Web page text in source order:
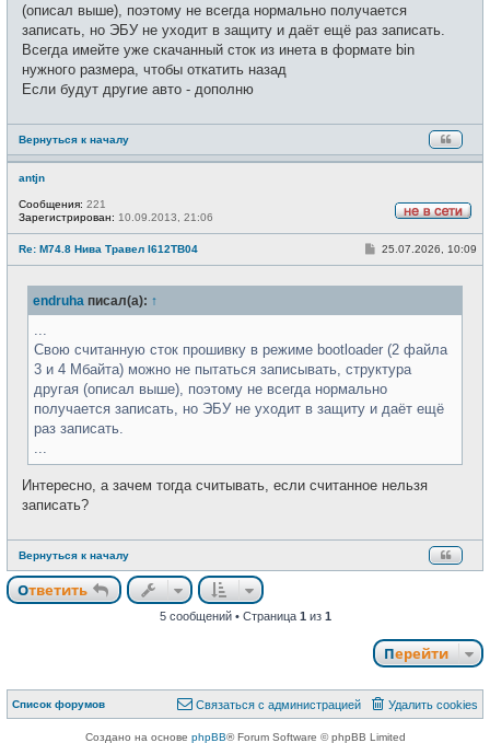
(описал выше), поэтому не всегда нормально получается
записать, но ЭБУ не уходит в защиту и даёт ещё раз записать.
Всегда имейте уже скачанный сток из инета в формате bin
нужного размера, чтобы откатить назад
Если будут другие авто - дополню
Вернуться к началу
antjn
в
с
Сообщения: 221
Зарегистрирован: 10.09.2013, 21:06
Re: М74.8 Нива Травел I612TB04
С
б
е
е
25.07.2026, 10:09
endruha писал(а): ↑
Свою считанную сток прошивку в режиме bootloader (2 файла
3 и 4 Мбайта) можно не пытаться записывать, структура
другая (описал выше), поэтому не всегда нормально
получается записать, но ЭБУ не уходит в защиту и даёт ещё
раз записать.
Интересно, а зачем тогда считывать, если считанное нельзя
записать?
Вернуться к началу
Ответить
5 сообщений • Страница 1 из 1
Перейти
Список форумов Удалить cookies
Связаться с администрацией
Создано на основе phpBB® Forum Software © phpBB Limited